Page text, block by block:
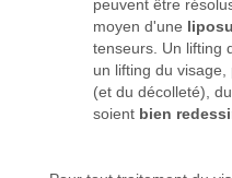
peuvent être
moyen d'une
tenseurs. Un lifting
un lifting du
(et du décolleté),
soient bien